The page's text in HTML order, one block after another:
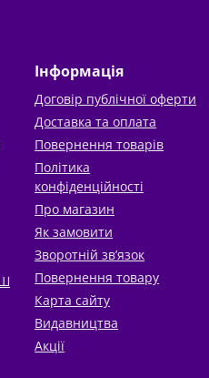
Інформація
Договір публічної оферти
Доставка та оплата
Повернення товарів
Політика
конфіденційності
Про магазин
Як замовити
Зворотній зв’язок
Повернення товару
Карта сайту
Видавництва
Акції